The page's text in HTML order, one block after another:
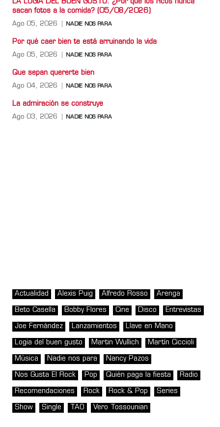
LA LOGIA DEL BUEN GUSTO: ¿Por qué los ricos nunca
sacan fotos a la comida? (05/08/2026)
Ago 05, 2026 NADIE NOS PARA
Por qué caer bien te está arruinando la vida
Ago 05, 2026 NADIE NOS PARA
Que sepan quererte bien
Ago 04, 2026 NADIE NOS PARA
La admiración se construye
Ago 03, 2026 NADIE NOS PARA
Actualidad Alexis Puig Alfredo Rosso Arenga
Beto Casella Bobby Flores Cine Disco Entrevistas
Joe Fernández Lanzamientos Llave en Mano
Logia del buen gusto Martin Wullich Martín Ciccioli
Música Nadie nos para Nancy Pazos
Nos Gusta El Rock Pop Quién paga la fiesta Radio
Recomendaciones Rock Rock & Pop Series
Show Single TAO Vero Tossounian